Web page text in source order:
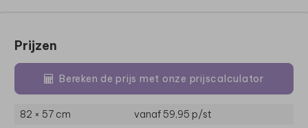
Prijzen
Bereken de prijs met onze prijscalculator
82 × 57 cm vanaf 59,95 p/st